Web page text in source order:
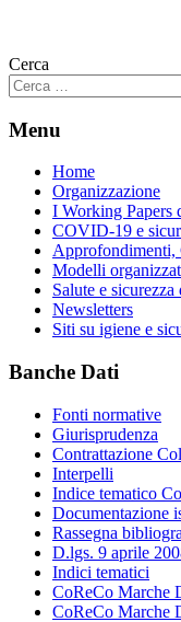
Cerca
Menu
Home
Organizzazione
I Working Papers
COVID-19 e
Approfondimenti,
Modelli
Salute e
Newsletters
Siti su igiene e
Banche Dati
Fonti normative
Giurisprudenza
Contrattazione
Interpelli
Indice tematico
Documentazione
Rassegna
D.lgs. 9 aprile
Indici tematici
CoReCo Marche
CoReCo Marche